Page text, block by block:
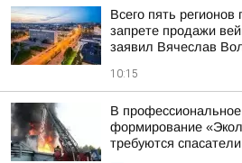
Всего пять
запрете продажи
заявил Вячеслав
10:15
В
формирование
требуются спасатели